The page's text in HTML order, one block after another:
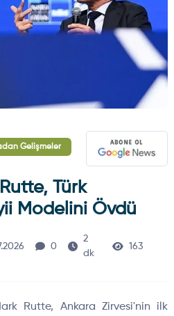
Gelişmeler
Türk
Modelini Övdü
0
2
dk
163
Rutte, Ankara Zirvesi'nin ilk